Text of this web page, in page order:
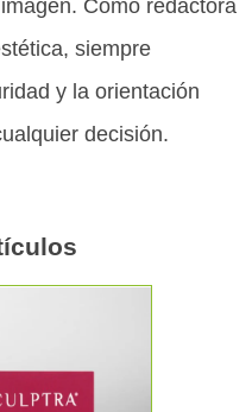
Como redactora
siempre
y la orientación
decisión.